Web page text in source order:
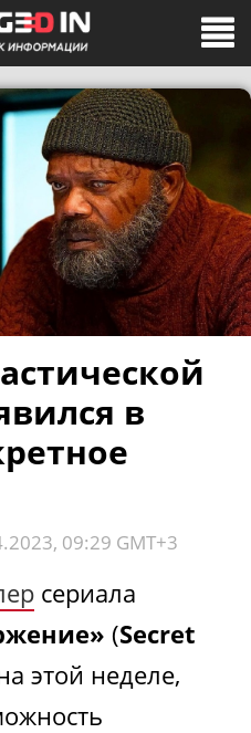
в
09:29 GMT+3
сериала
(Secret
этой неделе,